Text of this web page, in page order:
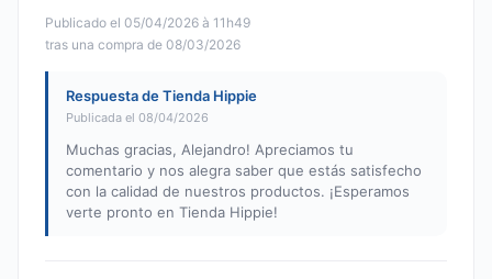
Publicado el 05/04/2026 à 11h49
tras una compra de 08/03/2026
Respuesta de Tienda Hippie
Publicada el 08/04/2026
Muchas gracias, Alejandro! Apreciamos tu
comentario y nos alegra saber que estás satisfecho
con la calidad de nuestros productos. ¡Esperamos
verte pronto en Tienda Hippie!